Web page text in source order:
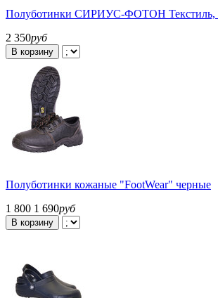
Полуботинки СИРИУС-ФОТОН
2 350руб
В корзину
Полуботинки кожаные "FootWear" черные
1 800 1 690руб
В корзину